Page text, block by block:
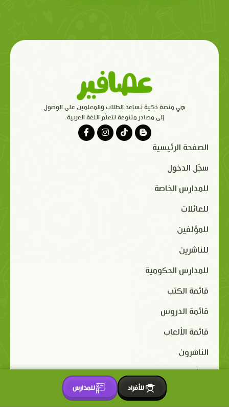
هي منصة ذكية تساعد الطلاب والمعلمين على الوصول
إلى مصادر متنوعة لتعلّم اللغة العربية.
الصفحة الرئيسية
سجّل الدخول
للمدارس الخاصة
للعائلات
للمؤلفين
للناشرين
للمدارس الحكومية
قائمة الكتب
قائمة الدروس
قائمة الألعاب
الناشرون
للأفراد للمدارس